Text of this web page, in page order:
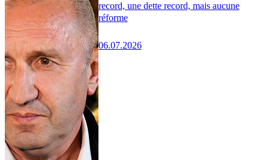
record, une dette record, mais aucune
réforme
06.07.2026